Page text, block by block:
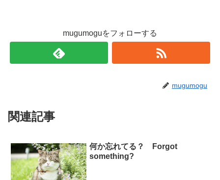
mugumoguをフォローする
mugumogu
関連記事
何か忘れてる？ Forgot
something?